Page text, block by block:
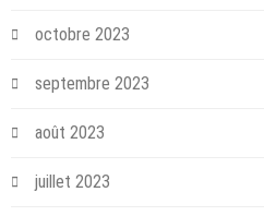
octobre 2023
septembre 2023
août 2023
juillet 2023